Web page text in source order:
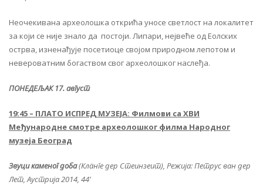
Неочекивана археолошка открића уносе светлост на локалитет
за који се није знало да постоји. Липари, нејвеће од Еолских
острва, изненађује посетиоце својом природном лепотом и
невероватним богаством свог археолошког наслеђа.
ПОНЕДЕЉАК 17. август
19:45 – ПЛАТО ИСПРЕД МУЗЕЈА: Филмови са XВИ
Међународне смотре археолошког филма Народног
музеја Београд
Звуци каменог доба(Клäнге дер Стеинзеит), Режија: Петрус ван дер
Лет, Аустрија 2014, 44’